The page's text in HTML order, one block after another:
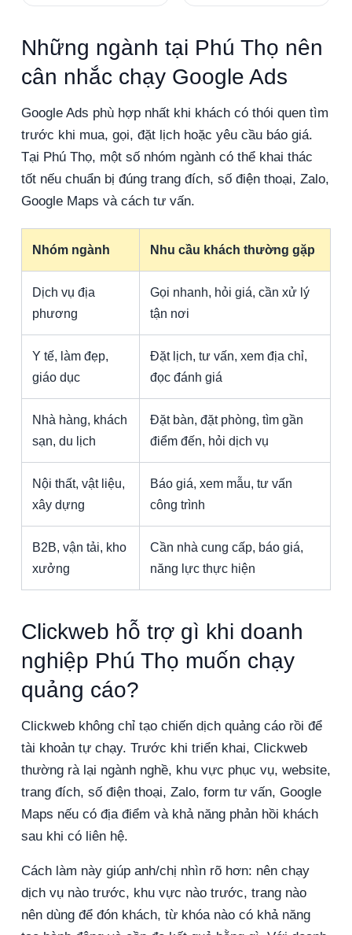
Những ngành tại Phú Thọ nên
cân nhắc chạy Google Ads
Google Ads phù hợp nhất khi khách có thói quen tìm
trước khi mua, gọi, đặt lịch hoặc yêu cầu báo giá.
Tại Phú Thọ, một số nhóm ngành có thể khai thác
tốt nếu chuẩn bị đúng trang đích, số điện thoại, Zalo,
Google Maps và cách tư vấn.
Nhóm ngành Nhu cầu khách thường gặp
Dịch vụ địa
phương
Gọi nhanh, hỏi giá, cần xử lý
tận nơi
Y tế, làm đẹp,
giáo dục
Đặt lịch, tư vấn, xem địa chỉ,
đọc đánh giá
Nhà hàng, khách
sạn, du lịch
Đặt bàn, đặt phòng, tìm gần
điểm đến, hỏi dịch vụ
Nội thất, vật liệu,
xây dựng
Báo giá, xem mẫu, tư vấn
công trình
B2B, vận tải, kho
xưởng
Cần nhà cung cấp, báo giá,
năng lực thực hiện
Clickweb hỗ trợ gì khi doanh
nghiệp Phú Thọ muốn chạy
quảng cáo?
Clickweb không chỉ tạo chiến dịch quảng cáo rồi để
tài khoản tự chạy. Trước khi triển khai, Clickweb
thường rà lại ngành nghề, khu vực phục vụ, website,
trang đích, số điện thoại, Zalo, form tư vấn, Google
Maps nếu có địa điểm và khả năng phản hồi khách
sau khi có liên hệ.
Cách làm này giúp anh/chị nhìn rõ hơn: nên chạy
dịch vụ nào trước, khu vực nào trước, trang nào
nên dùng để đón khách, từ khóa nào có khả năng